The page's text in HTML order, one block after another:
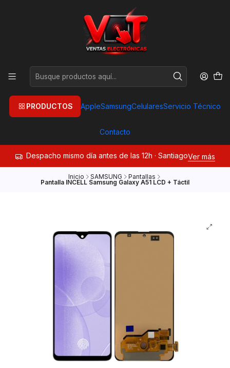
PRODUCTOS AppleSamsungCelularesServicio Técnico
Contacto
Despacho mismo día antes de las 12h · SantiagoVer más
Inicio SAMSUNG Pantallas
Pantalla INCELL Samsung Galaxy A51 LCD + Táctil